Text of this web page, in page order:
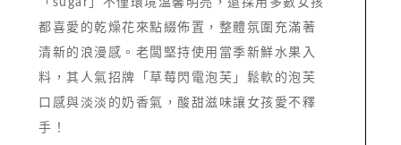
都喜愛的乾燥花來點綴佈置，整體氛圍充滿著
清新的浪漫感。老闆堅持使用當季新鮮水果入
料，其人氣招牌「草莓閃電泡芙」鬆軟的泡芙
口感與淡淡的奶香氣，酸甜滋味讓女孩愛不釋
手！